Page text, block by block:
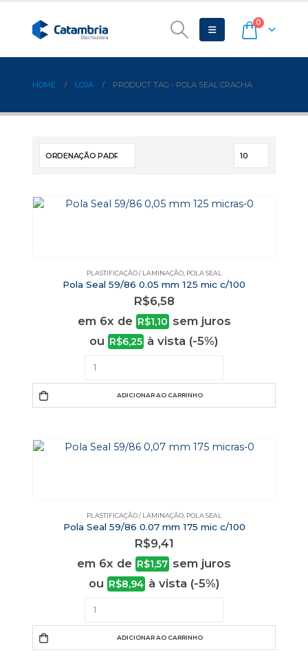
0
HOME LOJA PRODUCT TAG - POLA SEAL CRACHA
PLASTIFICAÇÃO / LAMINAÇÃO, POLA SEAL
Pola Seal 59/86 0.05 mm 125 mic c/100
R$6,58
em 6x de R$1,10 sem juros
ou R$6,25 à vista (-5%)
ADICIONAR AO CARRINHO
PLASTIFICAÇÃO / LAMINAÇÃO, POLA SEAL
Pola Seal 59/86 0.07 mm 175 mic c/100
R$9,41
em 6x de R$1,57 sem juros
ou R$8,94 à vista (-5%)
ADICIONAR AO CARRINHO